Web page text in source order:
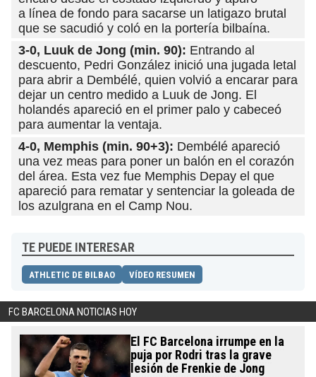
a línea de fondo para sacarse un latigazo brutal
que se sacudió y coló en la portería bilbaína.
3-0, Luuk de Jong (min. 90): Entrando al
descuento, Pedri González inició una jugada letal
para abrir a Dembélé, quien volvió a encarar para
dejar un centro medido a Luuk de Jong. El
holandés apareció en el primer palo y cabeceó
para aumentar la ventaja.
4-0, Memphis (min. 90+3): Dembélé apareció
una vez meas para poner un balón en el corazón
del área. Esta vez fue Memphis Depay el que
apareció para rematar y sentenciar la goleada de
los azulgrana en el Camp Nou.
TE PUEDE INTERESAR
ATHLETIC DE BILBAO VÍDEO RESUMEN
FC BARCELONA NOTICIAS HOY
El FC Barcelona irrumpe en la
puja por Rodri tras la grave
lesión de Frenkie de Jong